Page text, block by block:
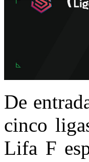
De
cinco
Lifa F